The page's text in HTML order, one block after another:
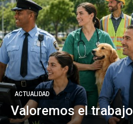
ACTUALIDAD
Valoremos el trabajo